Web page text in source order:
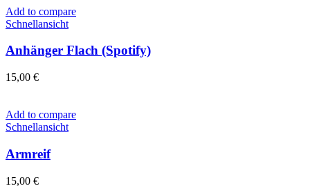
Add to compare
Schnellansicht
Anhänger Flach (Spotify)
15,00 €
Add to compare
Schnellansicht
Armreif
15,00 €